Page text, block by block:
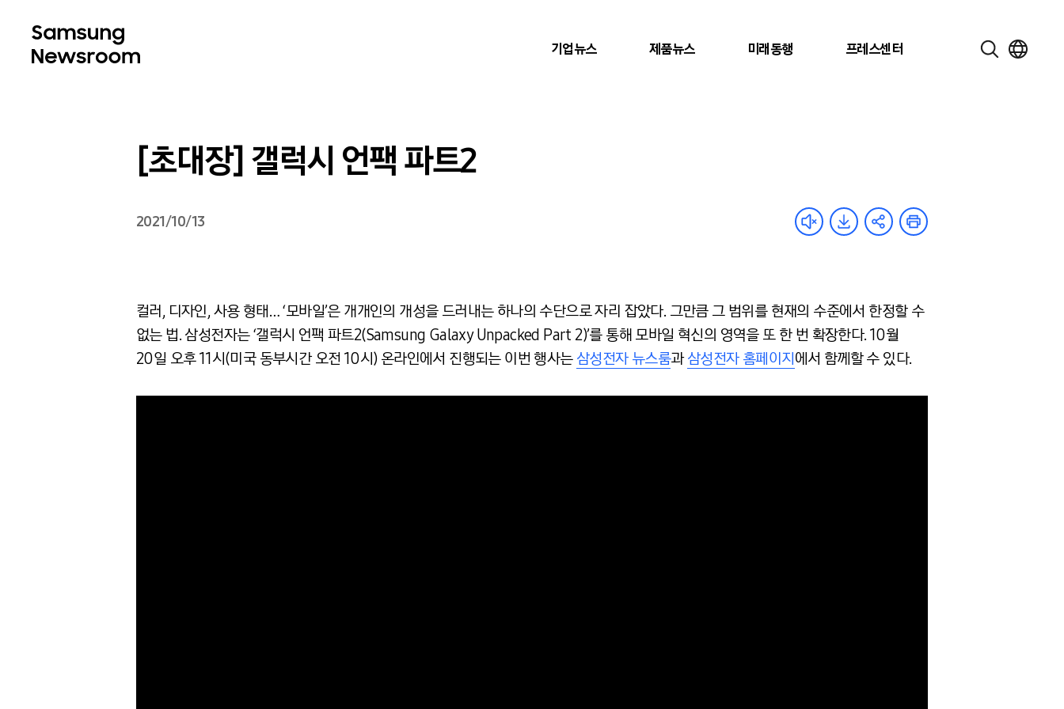
기업뉴스 제품뉴스 미래동행 프레스센터
[초대장] 갤럭시 언팩 파트2
2021/10/13
컬러, 디자인, 사용 형태… ‘모바일’은 개개인의 개성을 드러내는 하나의 수단으로 자리 잡았다. 그만큼 그 범위를 현재의 수준에서 한정할 수
없는 법. 삼성전자는 ‘갤럭시 언팩 파트2(Samsung Galaxy Unpacked Part 2)’를 통해 모바일 혁신의 영역을 또 한 번 확장한다. 10월
20일 오후 11시(미국 동부시간 오전 10시) 온라인에서 진행되는 이번 행사는 삼성전자 뉴스룸과삼성전자 홈페이지에서 함께할 수 있다.